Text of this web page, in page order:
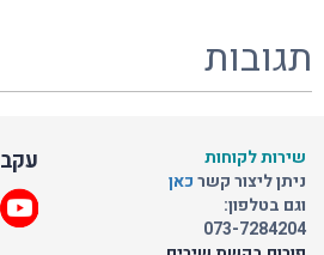
תגובות
שירות לקוחות
ניתן ליצור קשרכאן
וגם בטלפון:
073-7284204